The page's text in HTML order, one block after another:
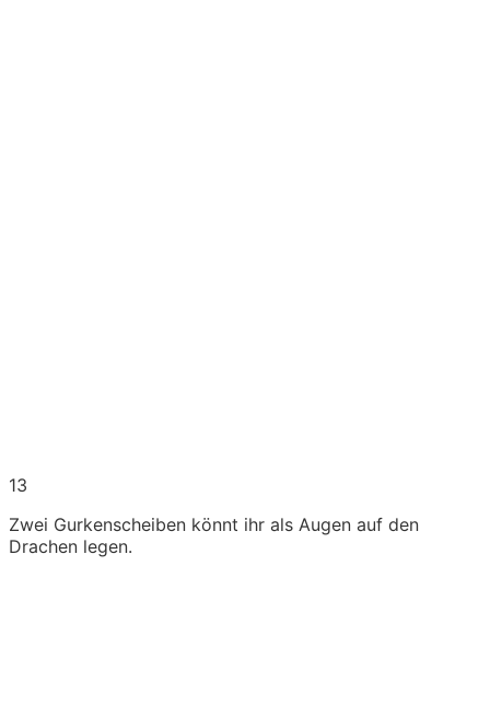
13
Zwei Gurkenscheiben könnt ihr als Augen auf den
Drachen legen.